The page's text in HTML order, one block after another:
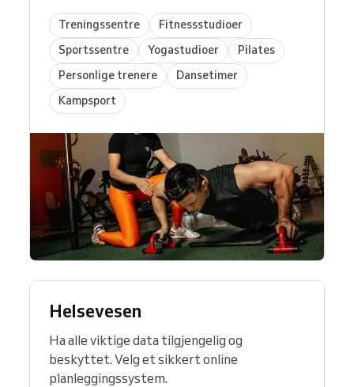
Treningssentre
Fitnessstudioer
Sportssentre
Yogastudioer
Pilates
Personlige trenere
Dansetimer
Kampsport
Helsevesen
Ha alle viktige data tilgjengelig og
beskyttet. Velg et sikkert online
planleggingssystem.